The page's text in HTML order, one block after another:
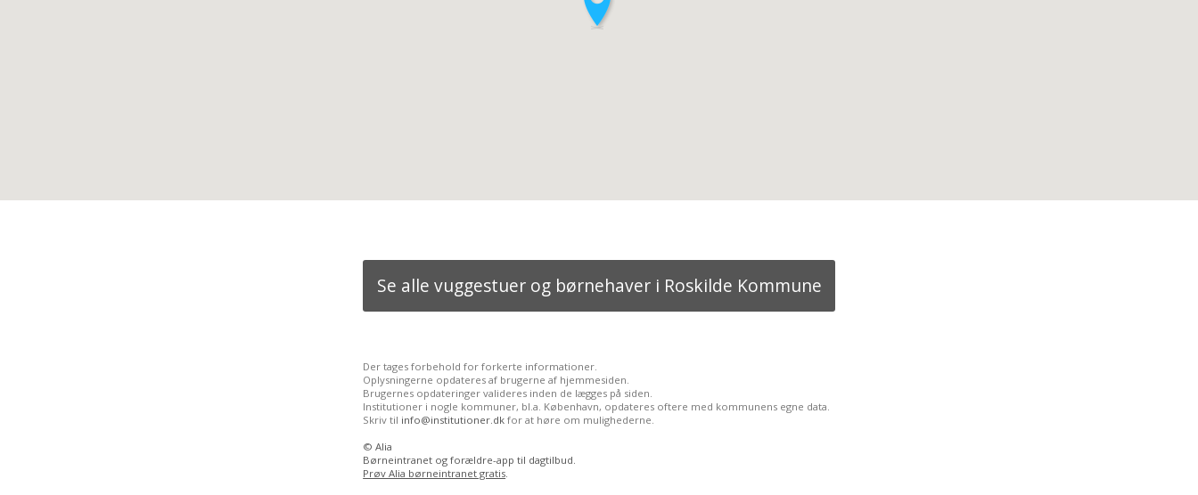
Se alle vuggestuer og børnehaver i Roskilde Kommune
Der tages forbehold for forkerte informationer.
Oplysningerne opdateres af brugerne af hjemmesiden.
Brugernes opdateringer valideres inden de lægges på siden.
Institutioner i nogle kommuner, bl.a. København, opdateres oftere med kommunens egne data.
Skriv til info@institutioner.dk for at høre om mulighederne.
©Alia
Børneintranet og forældre-app til dagtilbud.
Prøv Alia børneintranet gratis